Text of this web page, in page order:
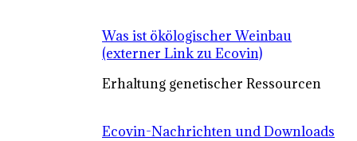
Was ist ökölogischer Weinbau
(externer Link zu Ecovin)
Erhaltung genetischer Ressourcen
Ecovin-Nachrichten und Downloads